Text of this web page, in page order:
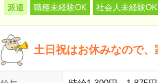
派遣 職種未経験OK 社会人未経験OK
土日祝はお休みなので